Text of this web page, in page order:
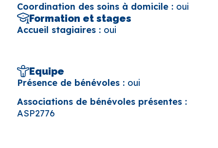
Coordination des soins à domicile : oui
Formation et stages
Accueil stagiaires : oui
Equipe
Présence de bénévoles : oui
Associations de bénévoles présentes :
ASP2776